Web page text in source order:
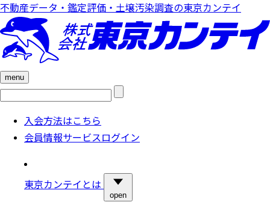
不動産データ・鑑定評価・土壌汚染調査の東京カンテイ
menu
検
入会方法はこちら
会員情報サービスログイン
東京カンテイとは
open